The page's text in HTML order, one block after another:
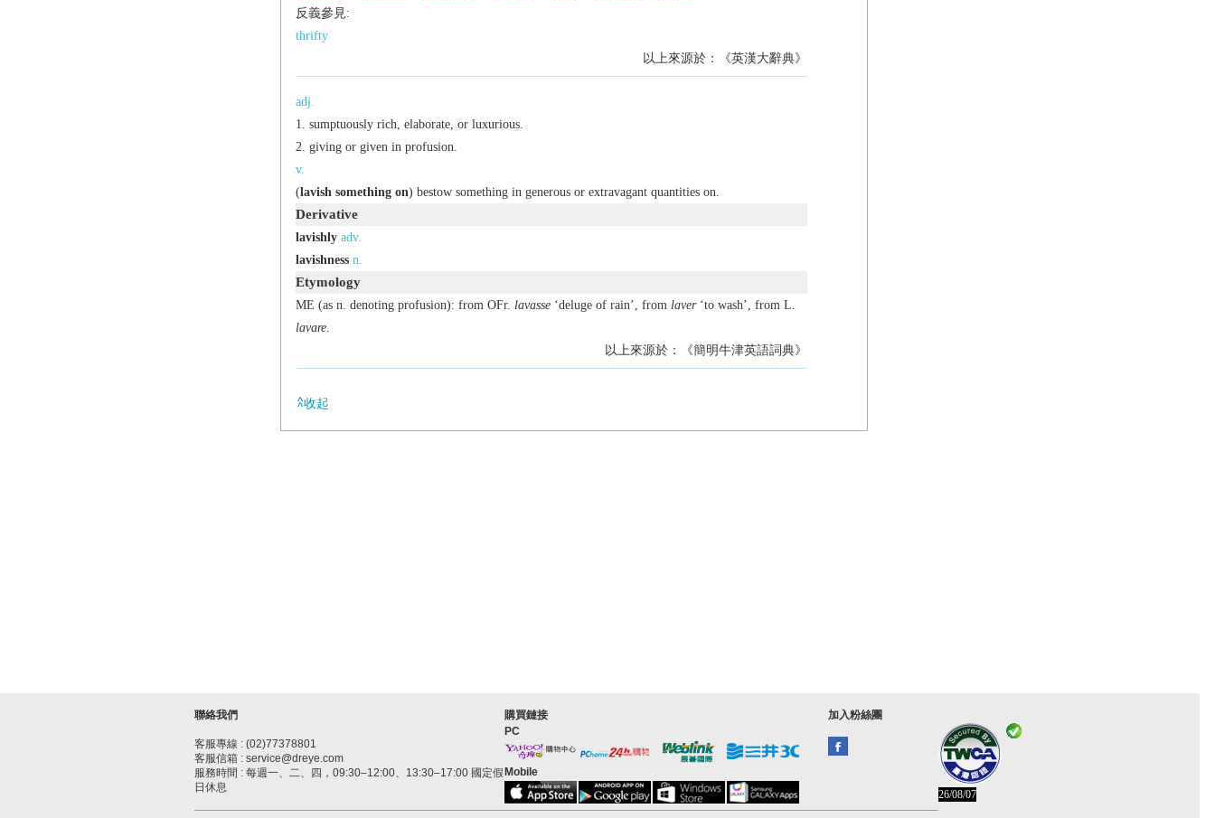
反義參見:
thrifty
以上來源於：《英漢大辭典》
adj.
sumptuously rich, elaborate, or luxurious.
giving or given in profusion.
v.
(lavish something on) bestow something in generous or extravagant quantities on.
Derivative
lavishly adv.
lavishness n.
Etymology
ME (as n. denoting profusion): from OFr. lavasse‘deluge of rain’, from laver‘to wash’, from L.
lavare.
以上來源於：《簡明牛津英語詞典》
收起
聯絡我們
客服專線 : (02)77378801
客服信箱 : service@dreye.com
服務時間 : 每週一、二、四，09:30–12:00、13:30–17:00 國定假
日休息
購買鏈接
PC
Mobile
加入粉絲團
26/08/07